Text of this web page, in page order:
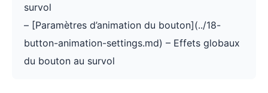
survol
– [Paramètres d’animation du bouton](../18-
button-animation-settings.md) – Effets globaux
du bouton au survol